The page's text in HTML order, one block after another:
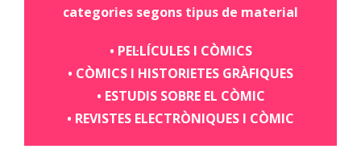
categories segons tipus de material
• PEL·LÍCULES I CÒMICS
• CÒMICS I HISTORIETES GRÀFIQUES
• ESTUDIS SOBRE EL CÒMIC
• REVISTES ELECTRÒNIQUES I CÒMIC